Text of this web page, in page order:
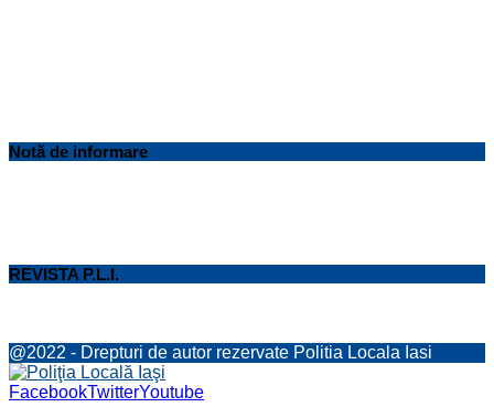
Notă de informare
REVISTA P.L.I.
@2022 - Drepturi de autor rezervate Politia Locala Iasi
FacebookTwitterYoutube